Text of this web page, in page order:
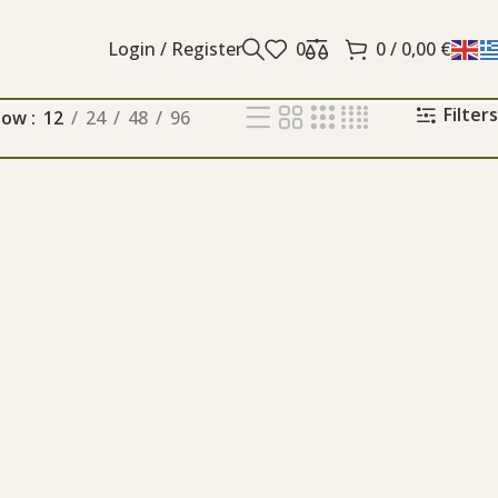
Login / Register 0 0/ 0,00 €
12 24 48 96 Filters